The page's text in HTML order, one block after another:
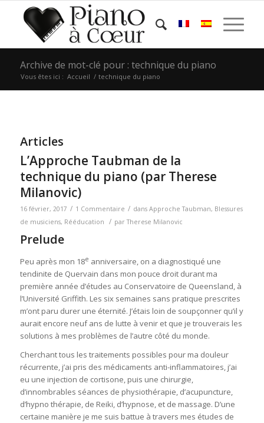
Archive de mot-clé pour : technique du piano
Vous êtes ici : Accueil / technique du piano
Articles
L’Approche Taubman de la
technique du piano (par Therese
Milanovic)
16 février, 2017 / 1 Commentaire / dans Approche Taubman, Blessures
de musiciens, Rééducation / parTherese Milanovic
Prelude
Peu après mon 18e anniversaire, on a diagnostiqué une
tendinite de Quervain dans mon pouce droit durant ma
première année d’études au Conservatoire de Queensland, à
l’Université Griffith. Les six semaines sans pratique prescrites
m’ont paru durer une éternité. J’étais loin de soupçonner qu’il y
aurait encore neuf ans de lutte à venir et que je trouverais les
solutions à mes problèmes de l’autre côté du monde.
Cherchant tous les traitements possibles pour ma douleur
récurrente, j’ai pris des médicaments anti-inflammatoires, j’ai
eu une injection de cortisone, puis une chirurgie,
d’innombrables séances de physiothérapie, d’acupuncture,
d’hypno thérapie, de Reiki, d’hypnose, et de massage. D’une
certaine manière je me suis battue à travers mes études de